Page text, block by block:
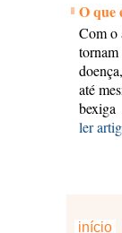
O que
Com o
tornam
até
bexiga
ler
início